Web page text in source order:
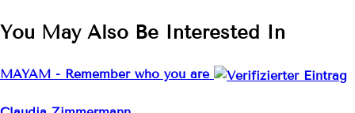
You May Also Be Interested In
MAYAM - Remember who you are